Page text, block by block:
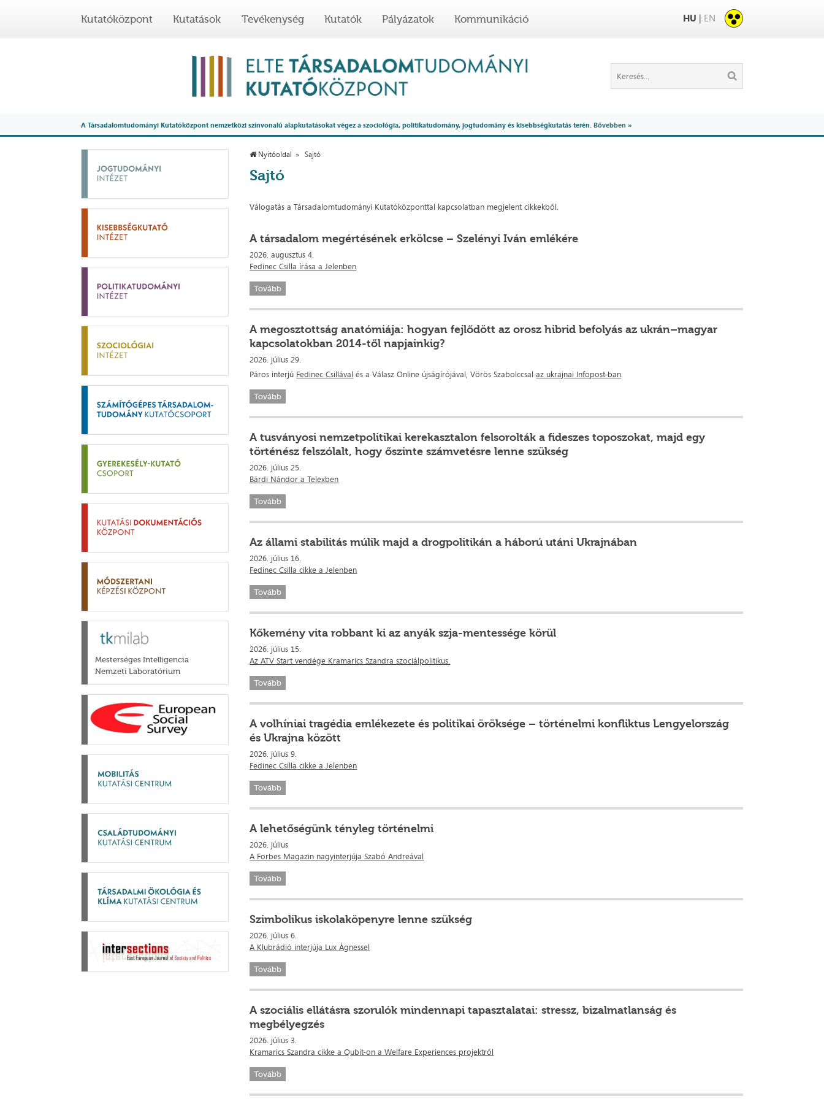
Kutatóközpont Kutatások Tevékenység Kutatók Pályázatok Kommunikáció HU | EN
A Társadalomtudományi Kutatóközpont nemzetközi színvonalú alapkutatásokat végez a szociológia, politikatudomány, jogtudomány és kisebbségkutatás terén. Bővebben »
Mesterséges Intelligencia
Nemzeti Laboratórium
Nyitóoldal Sajtó
Sajtó
Válogatás a Társadalomtudományi Kutatóközponttal kapcsolatban megjelent cikkekből.
A társadalom megértésének erkölcse – Szelényi Iván emlékére
2026. augusztus 4.
Fedinec Csilla írása a Jelenben
Tovább
A megosztottság anatómiája: hogyan fejlődött az orosz hibrid befolyás az ukrán–magyar
kapcsolatokban 2014-től napjainkig?
2026. július 29.
Páros interjú Fedinec Csillával és a Válasz Online újságírójával, Vörös Szabolccsalaz ukrajnai Infopost-ban.
Tovább
A tusványosi nemzetpolitikai kerekasztalon felsorolták a fideszes toposzokat, majd egy
történész felszólalt, hogy őszinte számvetésre lenne szükség
2026. július 25.
Bárdi Nándor a Telexben
Tovább
Az állami stabilitás múlik majd a drogpolitikán a háború utáni Ukrajnában
2026. július 16.
Fedinec Csilla cikke a Jelenben
Tovább
Kőkemény vita robbant ki az anyák szja-mentessége körül
2026. július 15.
Az ATV Start vendége Kramarics Szandra szociálpolitikus.
Tovább
A volhíniai tragédia emlékezete és politikai öröksége – történelmi konfliktus Lengyelország
és Ukrajna között
2026. július 9.
Fedinec Csilla cikke a Jelenben
Tovább
A lehetőségünk tényleg történelmi
2026. július
A Forbes Magazin nagyinterjúja Szabó Andreával
Tovább
Szimbolikus iskolaköpenyre lenne szükség
2026. július 6.
A Klubrádió interjúja Lux Ágnessel
Tovább
A szociális ellátásra szorulók mindennapi tapasztalatai: stressz, bizalmatlanság és
megbélyegzés
2026. július 3.
Kramarics Szandra cikke a Qubit-on a Welfare Experiences projektről
Tovább